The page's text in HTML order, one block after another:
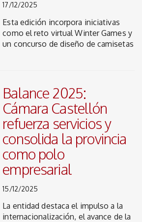
17/12/2025
Esta edición incorpora iniciativas
como el reto virtual Winter Games y
un concurso de diseño de camisetas
Balance 2025:
Cámara Castellón
refuerza servicios y
consolida la provincia
como polo
empresarial
15/12/2025
La entidad destaca el impulso a la
internacionalización, el avance de la